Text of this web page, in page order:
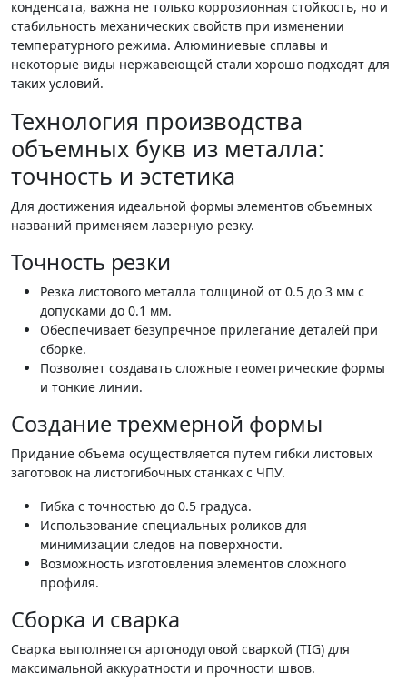
конденсата, важна не только коррозионная стойкость, но и
стабильность механических свойств при изменении
температурного режима. Алюминиевые сплавы и
некоторые виды нержавеющей стали хорошо подходят для
таких условий.
Технология производства
объемных букв из металла:
точность и эстетика
Для достижения идеальной формы элементов объемных
названий применяем лазерную резку.
Точность резки
Резка листового металла толщиной от 0.5 до 3 мм с
допусками до 0.1 мм.
Обеспечивает безупречное прилегание деталей при
сборке.
Позволяет создавать сложные геометрические формы
и тонкие линии.
Создание трехмерной формы
Придание объема осуществляется путем гибки листовых
заготовок на листогибочных станках с ЧПУ.
Гибка с точностью до 0.5 градуса.
Использование специальных роликов для
минимизации следов на поверхности.
Возможность изготовления элементов сложного
профиля.
Сборка и сварка
Сварка выполняется аргонодуговой сваркой (TIG) для
максимальной аккуратности и прочности швов.